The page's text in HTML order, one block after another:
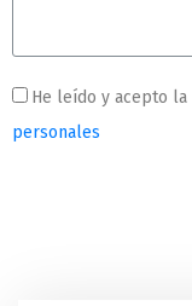
He leído y acepto la
personales